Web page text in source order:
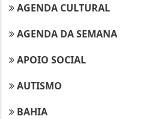
AGENDA CULTURAL
AGENDA DA SEMANA
APOIO SOCIAL
AUTISMO
BAHIA